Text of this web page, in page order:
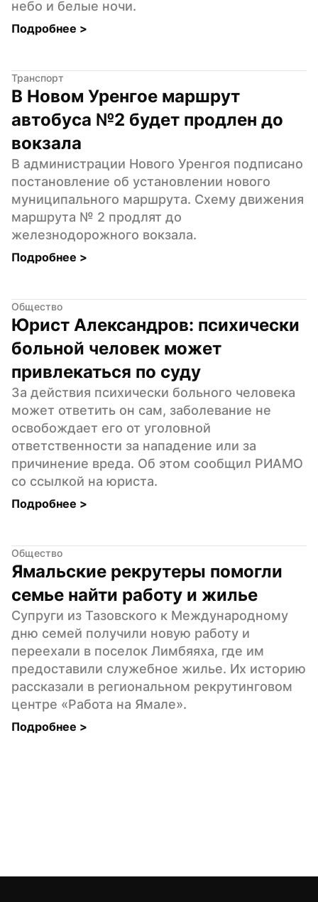
небо и белые ночи.
Подробнее >
Транспорт
В Новом Уренгое маршрут
автобуса №2 будет продлен до
вокзала
В администрации Нового Уренгоя подписано
постановление об установлении нового
муниципального маршрута. Схему движения
маршрута № 2 продлят до
железнодорожного вокзала.
Подробнее >
Общество
Юрист Александров: психически
больной человек может
привлекаться по суду
За действия психически больного человека
может ответить он сам, заболевание не
освобождает его от уголовной
ответственности за нападение или за
причинение вреда. Об этом сообщил РИАМО
со ссылкой на юриста.
Подробнее >
Общество
Ямальские рекрутеры помогли
семье найти работу и жилье
Супруги из Тазовского к Международному
дню семей получили новую работу и
переехали в поселок Лимбяяха, где им
предоставили служебное жилье. Их историю
рассказали в региональном рекрутинговом
центре «Работа на Ямале».
Подробнее >